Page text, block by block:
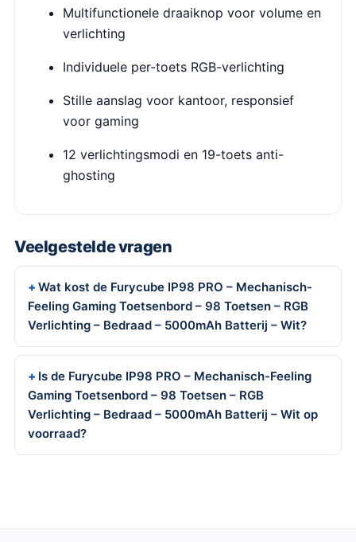
Multifunctionele draaiknop voor volume en
verlichting
Individuele per-toets RGB-verlichting
Stille aanslag voor kantoor, responsief
voor gaming
12 verlichtingsmodi en 19-toets anti-
ghosting
Veelgestelde vragen
Wat kost de Furycube IP98 PRO – Mechanisch-
Feeling Gaming Toetsenbord – 98 Toetsen – RGB
Verlichting – Bedraad – 5000mAh Batterij – Wit?
Is de Furycube IP98 PRO – Mechanisch-Feeling
Gaming Toetsenbord – 98 Toetsen – RGB
Verlichting – Bedraad – 5000mAh Batterij – Wit op
voorraad?